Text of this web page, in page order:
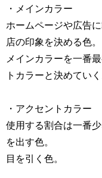
・メインカラー
ホームページや広告
店の印象を決める色。
メインカラーを一番
トカラーと決めていく
・アクセントカラー
使用する割合は一番
を出す色。
目を引く色。